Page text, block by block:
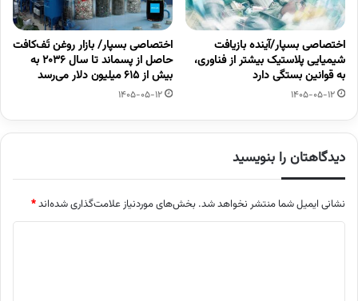
اختصاصی بسپار/آینده بازیافت
شیمیایی پلاستیک بیشتر از فناوری،
به قوانین بستگی دارد
1405-05-12
اختصاصی بسپار/ بازار روغن تَف‌کافت
حاصل از پسماند تا سال ۲۰۳۶ به
بیش از ۶۱۵ میلیون دلار می‌رسد
1405-05-12
دیدگاهتان را بنویسید
نشانی ایمیل شما منتشر نخواهد شد. بخش‌های موردنیاز علامت‌گذاری شده‌اند*